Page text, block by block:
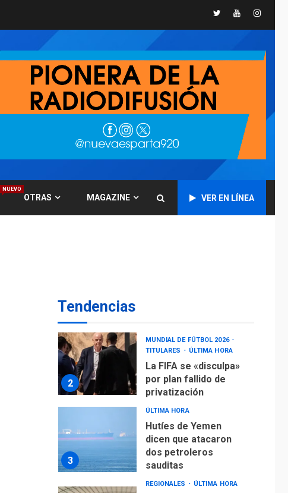
TwitterYoutube
NUEVO
OTRAS MAGAZINE VER EN LÍNEA
Tendencias
6
TITULARES
CNP plantea incluir
Libertad de Expresión
en agenda de
negociación con
comisión de AN 2015
7
DESTACADOS
Gobierno nacional y
regional nos
respaldaron desde el
primer momento tras
asegura Gustavo
Duque
2
MUNDIAL DE FÚTBOL 2026
TITULARES
ÚLTIMA HORA
La FIFA se «disculpa»
por plan fallido de
privatización
3
ÚLTIMA HORA
Hutíes de Yemen
dicen que atacaron
dos petroleros
sauditas
REGIONALES ÚLTIMA HORA